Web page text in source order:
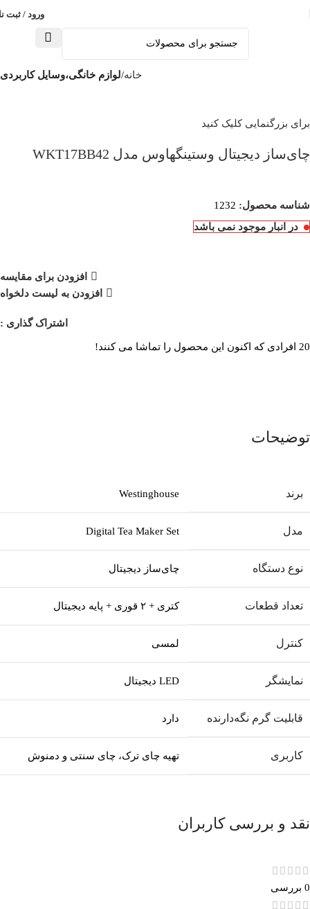
ورود / ثبت
خانه لوازم خانگی،وسایل کاربردی
برای بزرگنمایی کلیک کنید
چای‌ساز دیجیتال وستینگهاوس مدل WKT17BB42
شناسه محصول: 1232
در انبار موجود نمی باشد
افزودن برای مقایسه
افزودن به لیست دلخواه
اشتراک گذاری :
20 افرادی که اکنون این محصول را تماشا می کنند!
توضیحات
برند Westinghouse
مدل Digital Tea Maker Set
نوع دستگاه چای‌ساز دیجیتال
تعداد قطعات کتری + ۲ قوری + پایه دیجیتال
کنترل لمسی
نمایشگر LED دیجیتال
قابلیت گرم نگه‌دارنده دارد
کاربری تهیه چای ترک، چای سنتی و دمنوش
نقد و بررسی کاربران
0 بررسی